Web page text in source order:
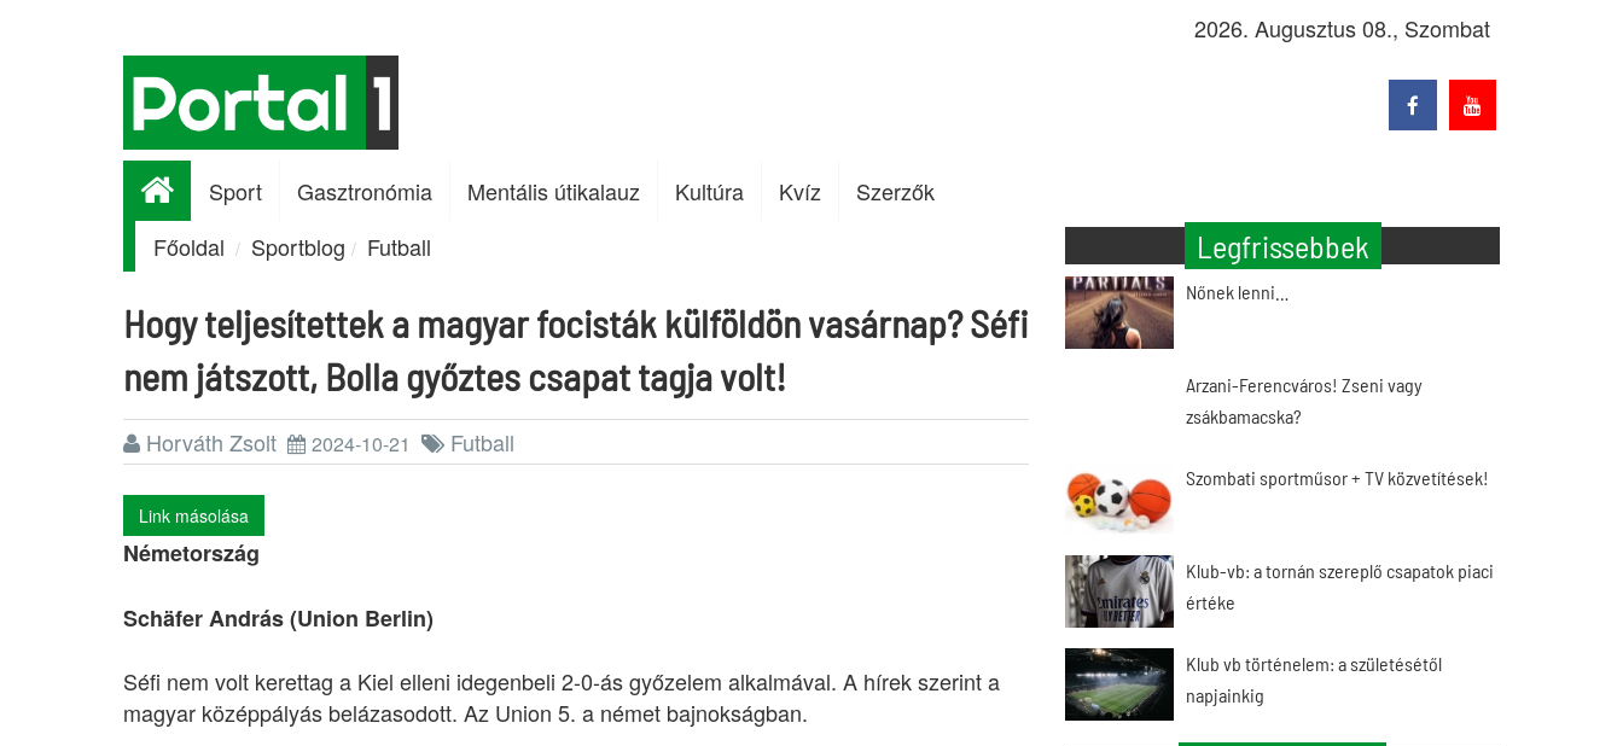
2026. Augusztus 08., Szombat
Sport Gasztronómia Mentális útikalauz Kultúra Kvíz
Szerzők
Főoldal
Sportblog Futball
Hogy teljesítettek a magyar focisták külföldön vasárnap? Séfi
nem játszott, Bolla győztes csapat tagja volt!
Horváth Zsolt 2024-10-21 Futball
Link másolása
Németország
Schäfer András (Union Berlin)
Séfi nem volt kerettag a Kiel elleni idegenbeli 2-0-ás győzelem alkalmával. A hírek szerint a
magyar középpályás belázasodott. Az Union 5. a német bajnokságban.
Legfrissebbek
Nőnek lenni…
Arzani-Ferencváros! Zseni vagy
zsákbamacska?
Szombati sportműsor + TV közvetítések!
Klub-vb: a tornán szereplő csapatok piaci
értéke
Klub vb történelem: a születésétől
napjainkig